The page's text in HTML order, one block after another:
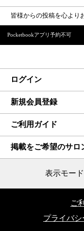
皆様からの投稿を心より
Pocketbookアプリ予約不可
ログイン
新規会員登録
ご利用ガイド
掲載をご希望のサロ
表示モード
ご
プライバ